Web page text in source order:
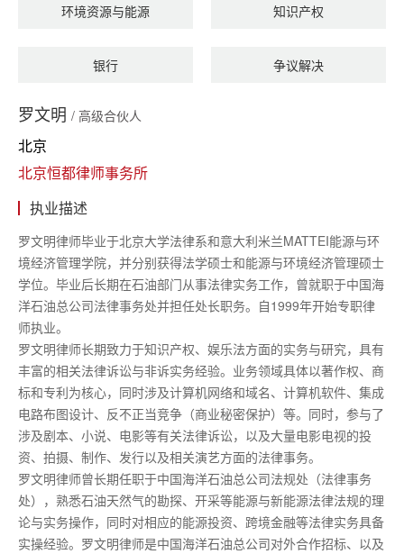
环境资源与能源 知识产权
银行 争议解决
罗文明 / 高级合伙人
北京
北京恒都律师事务所
执业描述
罗文明律师毕业于北京大学法律系和意大利米兰MATTEI能源与环
境经济管理学院，并分别获得法学硕士和能源与环境经济管理硕士
学位。毕业后长期在石油部门从事法律实务工作，曾就职于中国海
洋石油总公司法律事务处并担任处长职务。自1999年开始专职律
师执业。
罗文明律师长期致力于知识产权、娱乐法方面的实务与研究，具有
丰富的相关法律诉讼与非诉实务经验。业务领域具体以著作权、商
标和专利为核心，同时涉及计算机网络和域名、计算机软件、集成
电路布图设计、反不正当竞争（商业秘密保护）等。同时，参与了
涉及剧本、小说、电影等有关法律诉讼，以及大量电影电视的投
资、拍摄、制作、发行以及相关演艺方面的法律事务。
罗文明律师曾长期任职于中国海洋石油总公司法规处（法律事务
处），熟悉石油天然气的勘探、开采等能源与新能源法律法规的理
论与实务操作，同时对相应的能源投资、跨境金融等法律实务具备
实操经验。罗文明律师是中国海洋石油总公司对外合作招标、以及